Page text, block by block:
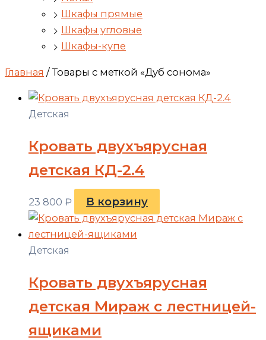
Шкафы прямые
Шкафы угловые
Шкафы-купе
Главная / Товары с меткой «Дуб сонома»
Детская
Кровать двухъярусная
детская КД-2.4
23 800 ₽ В корзину
Детская
Кровать двухъярусная
детская Мираж с лестницей-
ящиками